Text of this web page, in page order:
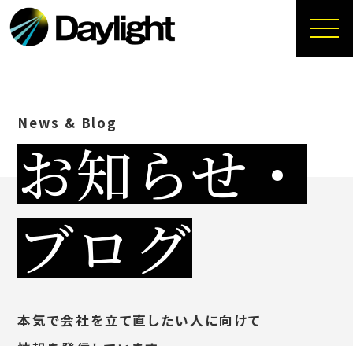
News & Blog
お知らせ・
ブログ
本気で会社を立て直したい人に向けて